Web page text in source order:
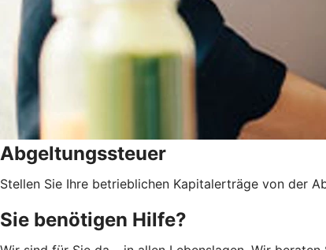
Abgeltungssteuer
Stellen Sie Ihre betrieblichen Kapitalerträge von der
Sie benötigen Hilfe?